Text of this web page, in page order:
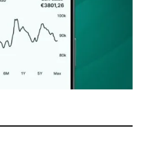
uutiskirje